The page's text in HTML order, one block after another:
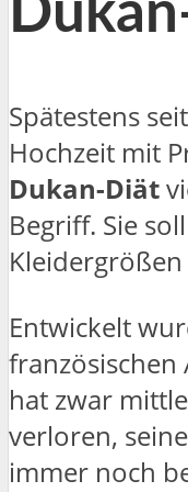
Spätestens
Hochzeit mit
Dukan-Diät
Begriff. Sie
Entwickelt
französischen
hat zwar
verloren,
immer noch